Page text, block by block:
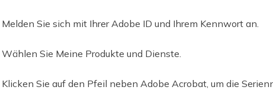
Melden Sie sich mit Ihrer Adobe ID und Ihrem Kennwort an.
Wählen Sie Meine Produkte und Dienste.
Klicken Sie auf den Pfeil neben Adobe Acrobat, um die